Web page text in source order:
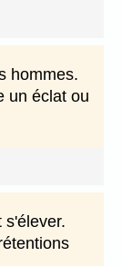
hommes.
un éclat ou
s'élever.